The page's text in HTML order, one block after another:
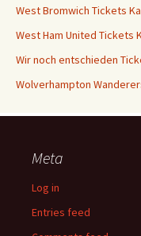
West Bromwich Tickets
West Ham United Tickets
Wir noch entschieden
Wolverhampton
Meta
Log in
Entries feed